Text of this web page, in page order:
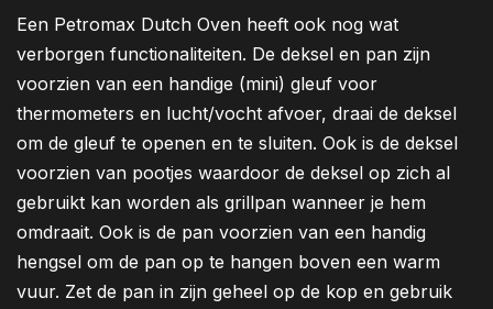
Een Petromax Dutch Oven heeft ook nog wat
verborgen functionaliteiten. De deksel en pan zijn
voorzien van een handige (mini) gleuf voor
thermometers en lucht/vocht afvoer, draai de deksel
om de gleuf te openen en te sluiten. Ook is de deksel
voorzien van pootjes waardoor de deksel op zich al
gebruikt kan worden als grillpan wanneer je hem
omdraait. Ook is de pan voorzien van een handig
hengsel om de pan op te hangen boven een warm
vuur. Zet de pan in zijn geheel op de kop en gebruik